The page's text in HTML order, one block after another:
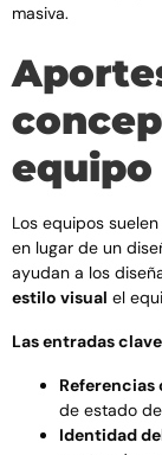
masiva.
equipo
Los equipos
en lugar de un
ayudan a los
estilo visual el
Las entradas
de estado
Identidad